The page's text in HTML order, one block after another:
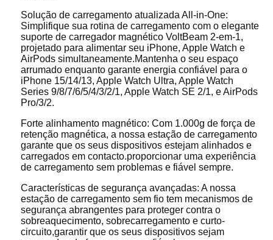
Solução de carregamento atualizada All-in-One:
Simplifique sua rotina de carregamento com o elegante
suporte de carregador magnético VoltBeam 2-em-1,
projetado para alimentar seu iPhone, Apple Watch e
AirPods simultaneamente.Mantenha o seu espaço
arrumado enquanto garante energia confiável para o
iPhone 15/14/13, Apple Watch Ultra, Apple Watch
Series 9/8/7/6/5/4/3/2/1, Apple Watch SE 2/1, e AirPods
Pro/3/2.
Forte alinhamento magnético: Com 1.000g de força de
retenção magnética, a nossa estação de carregamento
garante que os seus dispositivos estejam alinhados e
carregados em contacto.proporcionar uma experiência
de carregamento sem problemas e fiável sempre.
Características de segurança avançadas: A nossa
estação de carregamento sem fio tem mecanismos de
segurança abrangentes para proteger contra o
sobreaquecimento, sobrecarregamento e curto-
circuito,garantir que os seus dispositivos sejam